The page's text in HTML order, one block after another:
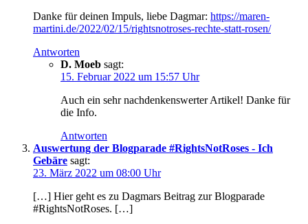
Danke für deinen Impuls, liebe Dagmar: https://maren-
martini.de/2022/02/15/rightsnotroses-rechte-statt-rosen/
Antworten
D. Moeb sagt:
15. Februar 2022 um 15:57 Uhr
Auch ein sehr nachdenkenswerter Artikel! Danke für
die Info.
Antworten
Auswertung der Blogparade #RightsNotRoses - Ich
Gebäre sagt:
23. März 2022 um 08:00 Uhr
[…] Hier geht es zu Dagmars Beitrag zur Blogparade
#RightsNotRoses. […]